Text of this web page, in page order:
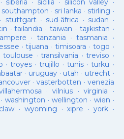
· sibèria · sicilia · silicon valley ·
southampton · sri lanka · stirling ·
· stuttgart· sud-âfrica · sudan ·
·tailandia ·taiwan · tajikistan ·
· tanzania ·tasmania ·
·tijuana ·timisoara ·togo ·
toulouse ·transilvania ·treviso ·
· troyes·trujillo ·tunis ·turku ·
· uruguay · utah · utrecht ·
· vasterbotten · venezia
·vilnius ·virginia ·
·washington · wellington · wien ·
· wyoming ·xipre · york·